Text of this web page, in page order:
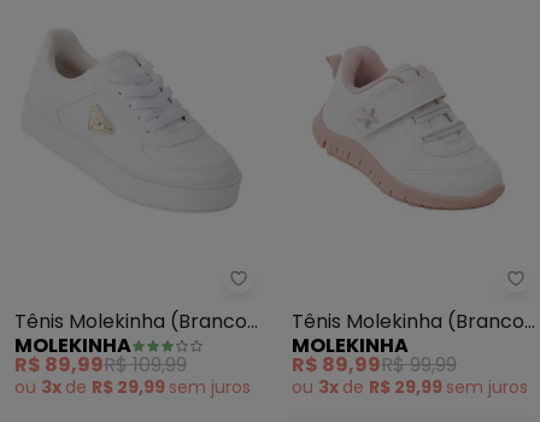
Molekinha - Tênis Molekinha
Tênis Molekinha (Branco)
em Sintético
MOLEKINHA
R$ 89,99R$ 109,99
ou 3x de R$ 29,99 sem juros
Tênis Molekinha (Branco)
com Velcro
MOLEKINHA
R$ 89,99R$ 99,99
ou 3x de R$ 29,99 sem juros